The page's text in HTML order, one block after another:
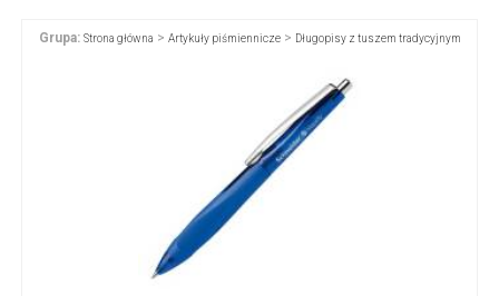
Grupa: Strona główna > Artykuły piśmiennicze> Długopisy z tuszem tradycyjnym